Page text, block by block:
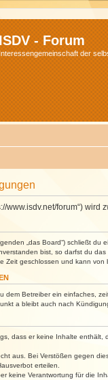
ISDV - Forum
Interessengemeinschaft der
www.isdv.net/forum“)
„das Board“) schließt
bist, so darfst du
Zeit geschlossen und kann
dem Betreiber ein einfaches,
a bleibt auch nach
dass er keine Inhalte
aus. Bei Verstößen gegen
erteilen.
keine Verantwortung für die